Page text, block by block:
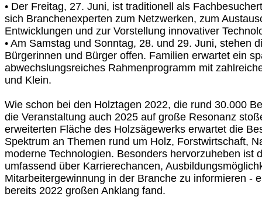
• Der Freitag, 27. Juni, ist traditionell als
sich Branchenexperten zum Netzwerken, zum
Entwicklungen und zur Vorstellung innovativer
• Am Samstag und Sonntag, 28. und 29. Juni, stehen
Bürgerinnen und Bürger offen. Familien erwartet ein
abwechslungsreiches Rahmenprogramm mit
und Klein.
Wie schon bei den Holztagen 2022, die rund 30.000
die Veranstaltung auch 2025 auf große Resonanz
erweiterten Fläche des Holzsägewerks erwartet die
Spektrum an Themen rund um Holz, Forstwirtschaft,
moderne Technologien. Besonders hervorzuheben ist
umfassend über Karrierechancen,
Mitarbeitergewinnung in der Branche zu informieren -
bereits 2022 großen Anklang fand.